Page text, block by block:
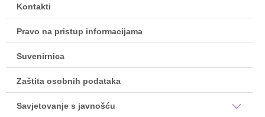
Kontakti
Pravo na pristup informacijama
Suvenirnica
Zaštita osobnih podataka
Savjetovanje s javnošću